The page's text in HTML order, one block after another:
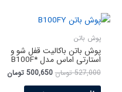
پوش باتن
پوش باتن باکالیت قفل شو و
استارتی اماس مدل *B100F
527,000 تومان 500,650 تومان